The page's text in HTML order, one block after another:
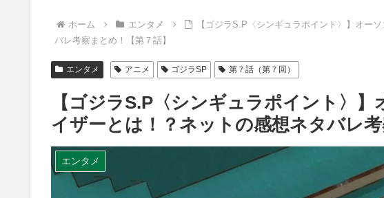
ホーム エンタメ
【ゴジラS.P〈シンギュラポイント〉】オー
バレ考察まとめ！【第７話】
エンタメ アニメ ゴジラSP 第７話（第７回）
【ゴジラS.P〈シンギュラポイント〉
イザーとは！？ネットの感想ネタバレ考
エンタメ